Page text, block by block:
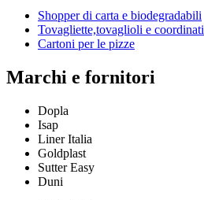
Shopper di carta e biodegradabili
Tovagliette,tovaglioli e coordinati
Cartoni per le pizze
Marchi e fornitori
Dopla
Isap
Liner Italia
Goldplast
Sutter Easy
Duni